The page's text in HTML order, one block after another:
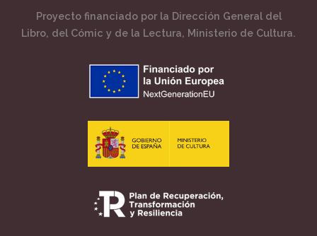
Proyecto financiado por la Dirección General del
Libro, del Cómic y de la Lectura, Ministerio de Cultura.